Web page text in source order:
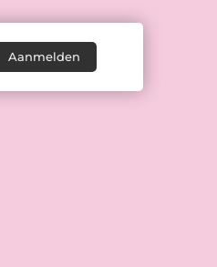
Aanmelden